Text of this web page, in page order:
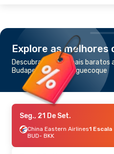
Explore as
Descubra os voos mais baratos
Budapeste para Banguecoque
Seg., 21 De Set.
China Eastern Airlines1 Escala
BUD- BKK